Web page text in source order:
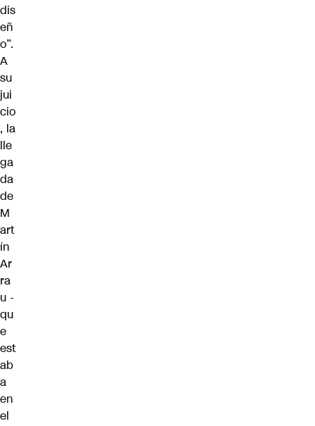
dis
eñ
o”.
A
su
jui
cio
, la
lle
ga
da
de
M
art
ín
Ar
ra
u -
qu
e
est
ab
a
en
el